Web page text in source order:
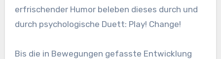
erfrischender Humor beleben dieses durch und
durch psychologische Duett: Play! Change!
Bis die in Bewegungen gefasste Entwicklung